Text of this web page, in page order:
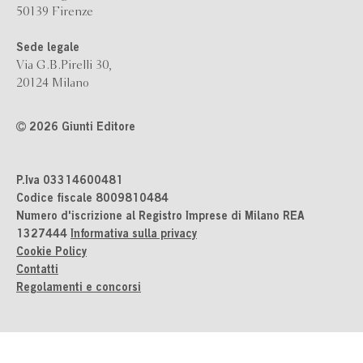
50139 Firenze
Sede legale
Via G.B.Pirelli 30,
20124 Milano
2026 Giunti Editore
P.Iva 03314600481
Codice fiscale 8009810484
Numero d'iscrizione al Registro Imprese di Milano REA
1327444 Informativa sulla privacy
Cookie Policy
Contatti
Regolamenti e concorsi